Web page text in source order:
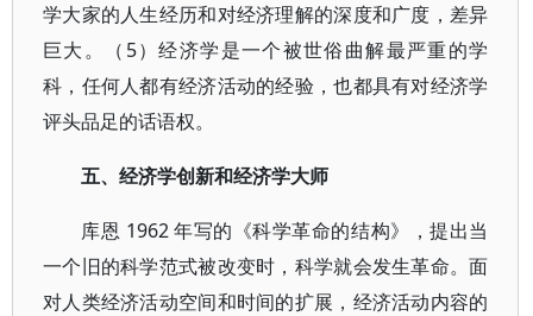
学大家的人生经历和对经济理解的深度和广度，差异
巨大。（5）经济学是一个被世俗曲解最严重的学
科，任何人都有经济活动的经验，也都具有对经济学
评头品足的话语权。
五、经济学创新和经济学大师
库恩 1962 年写的《科学革命的结构》，提出当
一个旧的科学范式被改变时，科学就会发生革命。面
对人类经济活动空间和时间的扩展，经济活动内容的